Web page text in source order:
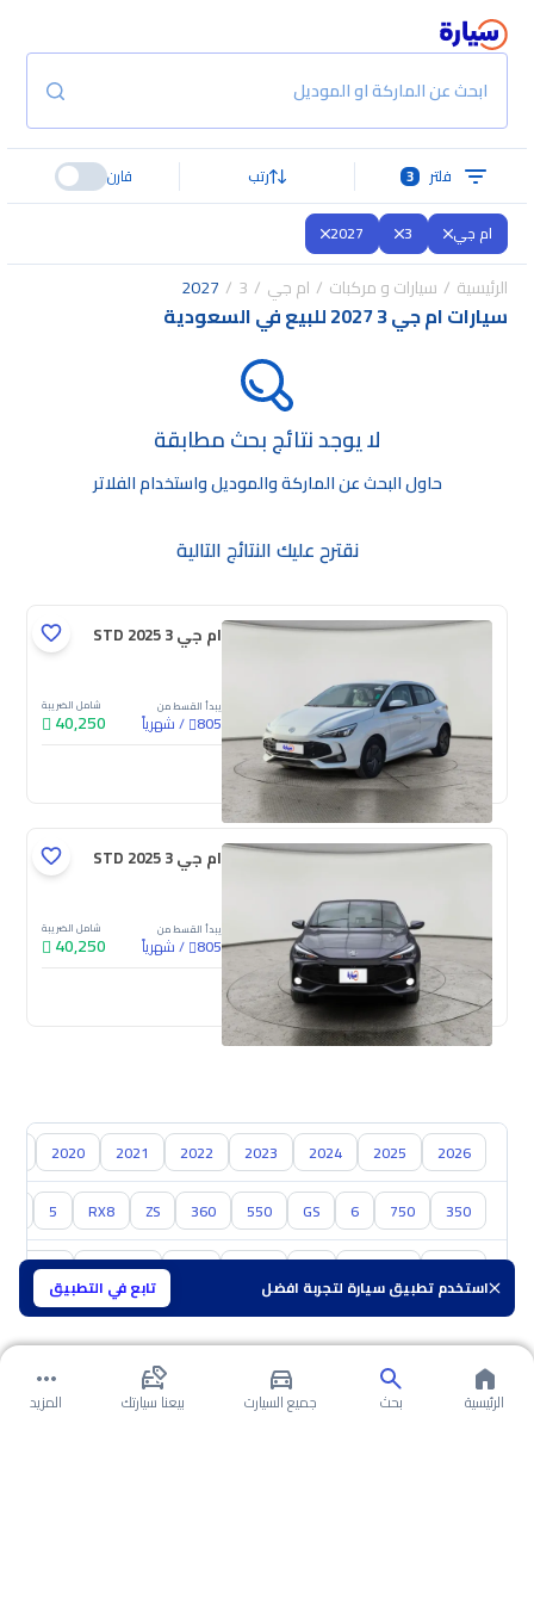
استخدم تطبيق سيارة لتجربة افضل تابع في التطبيق
ابحث عن الماركة او الموديل
فلتر 3 رتب قارن
ام جي 3
2027
الرئيسية سيارات و مركبات ام جي 3
2027
سيارات ام جي 3 2027 للبيع في السعودية
لا يوجد نتائج بحث مطابقة
حاول البحث عن الماركة والموديل واستخدام الفلاتر
نقترح عليك النتائج التالية
ام جي 3 STD 2025
يبدأ القسط من
805
/شهرياً
شامل الضريبة
40,250
جديدة
ام جي 3 STD 2025
يبدأ القسط من
805
/شهرياً
شامل الضريبة
40,250
جديدة
2026
2025
2024
2023
2022
2021
2020
350
750
6
GS
550
360
ZS
RX8
5
سوزوكي هافال
الرئيسية بحث جميع السيارت بيعنا سيارتك المزيد